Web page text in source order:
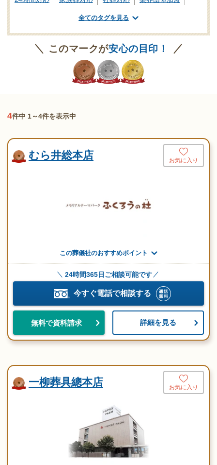
ご遺体あずかり 専用斎場あり
全てのタグを見る
このマークが安心の目印！
4件中 1～4件を表示中
むら井総本店 お気に入り
この葬儀社のおすすめポイント
24時間365日ご相談可能です
今すぐ電話で相談する
無料で資料請求 詳細を見る
一柳葬具總本店 お気に入り